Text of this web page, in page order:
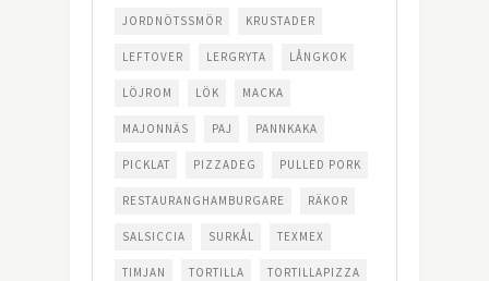
JORDNÖTSSMÖR KRUSTADER
LEFTOVER LERGRYTA LÅNGKOK
LÖJROM LÖK MACKA
MAJONNÄS PAJ PANNKAKA
PICKLAT PIZZADEG PULLED PORK
RESTAURANGHAMBURGARE RÄKOR
SALSICCIA SURKÅL TEXMEX
TIMJAN TORTILLA TORTILLAPIZZA